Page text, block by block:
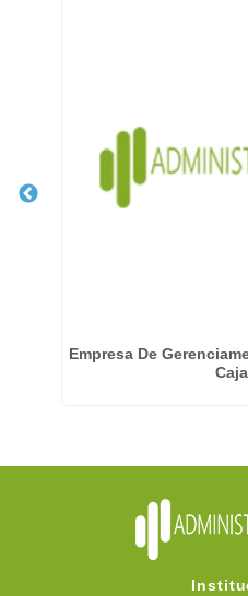
Empresa De